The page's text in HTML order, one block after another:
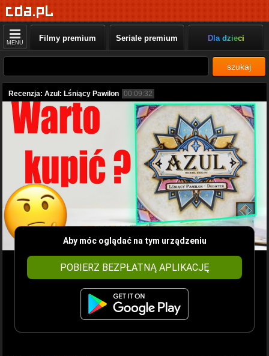
MENU Filmy premium Seriale premium Dla dzieci
szukaj
Recenzja: Azul: Lśniący Pawilon 00:09:32
Aby móc oglądać na tym urządzeniu
POBIERZ BEZPŁATNĄ APLIKACJĘ